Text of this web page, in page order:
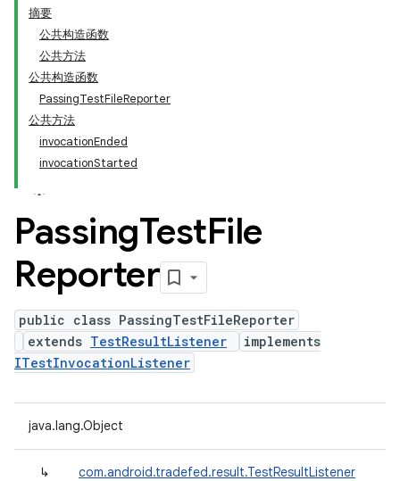
摘要
公共构造函数
公共方法
公共构造函数
PassingTestFileReporter
公共方法
invocationEnded
invocationStarted
PassingTestFile
Reporter
public class PassingTestFileReporter
extends TestResultListener
implements
ITestInvocationListener
java.lang.Object
↳ com.android.tradefed.result.TestResultListener